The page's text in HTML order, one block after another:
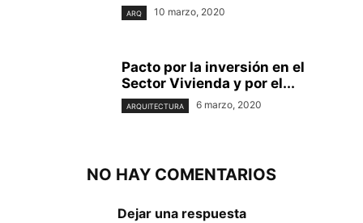
ARQ 10 marzo, 2020
Pacto por la inversión en el
Sector Vivienda y por el...
ARQUITECTURA 6 marzo, 2020
NO HAY COMENTARIOS
Dejar una respuesta